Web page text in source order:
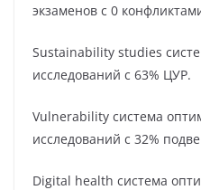
экзаменов с 0
Sustainability studies
исследований с 63% ЦУР.
Vulnerability система
исследований с 32%
Digital health система